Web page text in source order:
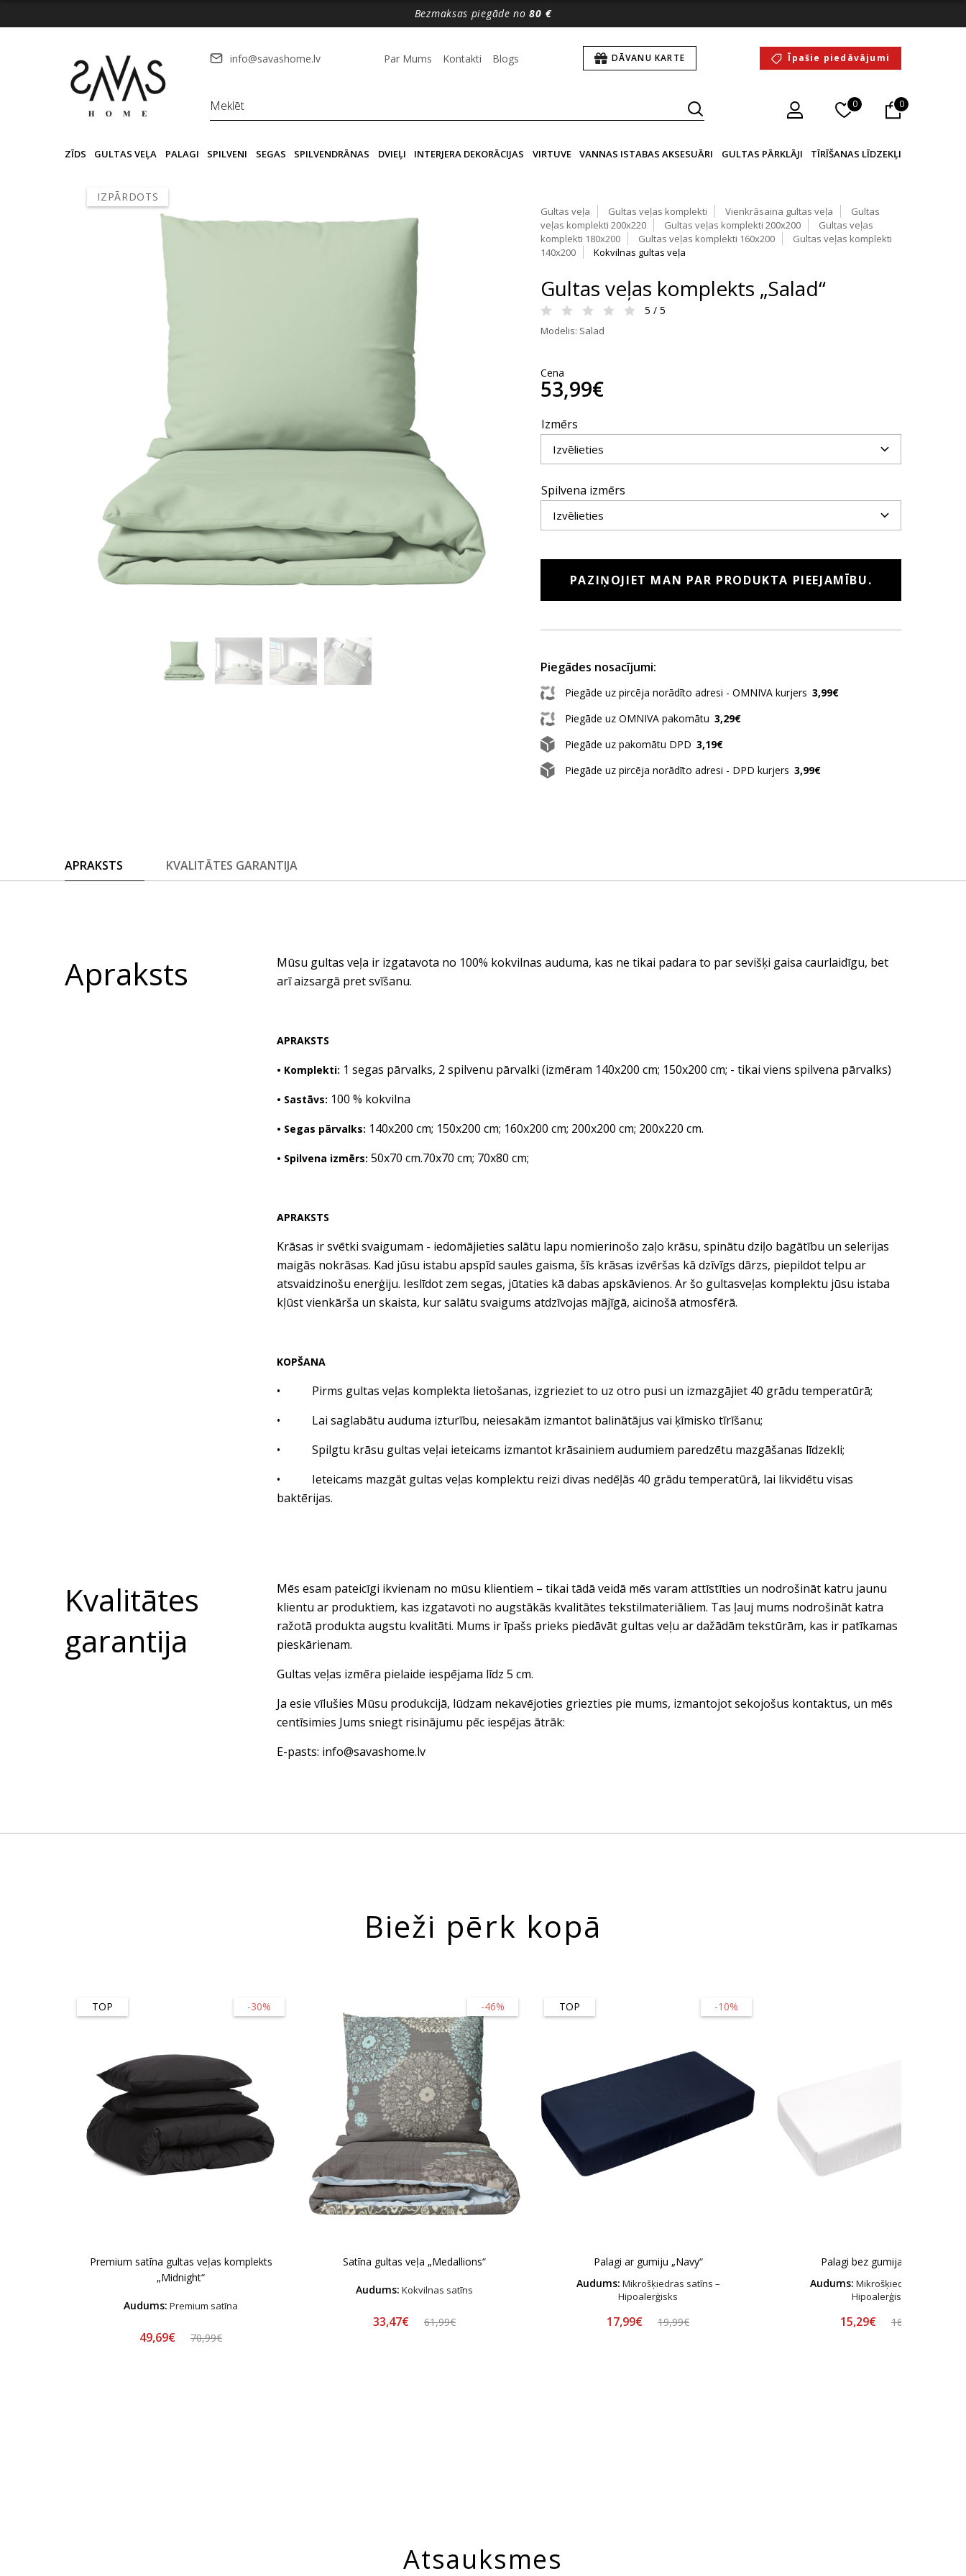
Bezmaksas piegāde no80 €
info@savashome.lv Par Mums Kontakti Blogs DĀVANU KARTE Īpašie piedāvājumi
0 0
ZĪDS GULTAS VEĻA PALAGI SPILVENI SEGAS SPILVENDRĀNAS DVIEĻI INTERJERA DEKORĀCIJAS VIRTUVE VANNAS ISTABAS AKSESUĀRI GULTAS PĀRKLĀJI TĪRĪŠANAS LĪDZEKĻI
IZPĀRDOTS
Gultas veļa Gultas veļas komplekti Vienkrāsaina gultas veļa
Gultas
veļas komplekti 200x220
Gultas veļas komplekti 200x200
Gultas veļas
komplekti 180x200
Gultas veļas komplekti 160x200
Gultas veļas komplekti
140x200
Kokvilnas gultas veļa
Gultas veļas komplekts „Salad“
5 / 5
Modelis: Salad
Cena
53,99€
Izmērs
Spilvena izmērs
PAZIŅOJIET MAN PAR PRODUKTA PIEEJAMĪBU.
Piegādes nosacījumi:
Piegāde uz pircēja norādīto adresi - OMNIVA kurjers 3,99€
Piegāde uz OMNIVA pakomātu 3,29€
Piegāde uz pakomātu DPD 3,19€
Piegāde uz pircēja norādīto adresi - DPD kurjers 3,99€
APRAKSTS KVALITĀTES GARANTIJA
Apraksts
Mūsu gultas veļa ir izgatavota no 100% kokvilnas auduma, kas ne tikai padara to par sevišķi gaisa caurlaidīgu, bet
arī aizsargā pret svīšanu.
APRAKSTS
• Komplekti: 1 segas pārvalks, 2 spilvenu pārvalki (izmēram 140x200 cm; 150x200 cm; - tikai viens spilvena pārvalks)
• Sastāvs: 100 % kokvilna
• Segas pārvalks: 140x200 cm; 150x200 cm; 160x200 cm; 200x200 cm; 200x220 cm.
• Spilvena izmērs: 50x70 cm.70x70 cm; 70x80 cm;
APRAKSTS
Krāsas ir svētki svaigumam - iedomājieties salātu lapu nomierinošo zaļo krāsu, spinātu dziļo bagātību un selerijas
maigās nokrāsas. Kad jūsu istabu apspīd saules gaisma, šīs krāsas izvēršas kā dzīvīgs dārzs, piepildot telpu ar
atsvaidzinošu enerģiju. Ieslīdot zem segas, jūtaties kā dabas apskāvienos. Ar šo gultasveļas komplektu jūsu istaba
kļūst vienkārša un skaista, kur salātu svaigums atdzīvojas mājīgā, aicinošā atmosfērā.
KOPŠANA
• Pirms gultas veļas komplekta lietošanas, izgrieziet to uz otro pusi un izmazgājiet 40 grādu temperatūrā;
• Lai saglabātu auduma izturību, neiesakām izmantot balinātājus vai ķīmisko tīrīšanu;
• Spilgtu krāsu gultas veļai ieteicams izmantot krāsainiem audumiem paredzētu mazgāšanas līdzekli;
• Ieteicams mazgāt gultas veļas komplektu reizi divas nedēļās 40 grādu temperatūrā, lai likvidētu visas
baktērijas.
Kvalitātes
garantija
Mēs esam pateicīgi ikvienam no mūsu klientiem – tikai tādā veidā mēs varam attīstīties un nodrošināt katru jaunu
klientu ar produktiem, kas izgatavoti no augstākās kvalitātes tekstilmateriāliem. Tas ļauj mums nodrošināt katra
ražotā produkta augstu kvalitāti. Mums ir īpašs prieks piedāvāt gultas veļu ar dažādām tekstūrām, kas ir patīkamas
pieskārienam.
Gultas veļas izmēra pielaide iespējama līdz 5 cm.
Ja esie vīlušies Mūsu produkcijā, lūdzam nekavējoties griezties pie mums, izmantojot sekojošus kontaktus, un mēs
centīsimies Jums sniegt risinājumu pēc iespējas ātrāk:
E-pasts: info@savashome.lv
Bieži pērk kopā
-30%
TOP
Premium satīna gultas veļas komplekts
„Midnight“
Audums: Premium satīna
49,69€ 70,99€
-46%
Satīna gultas veļa „Medallions“
Audums: Kokvilnas satīns
33,47€ 61,99€
-10%
TOP
Palagi ar gumiju „Navy“
Audums: Mikrošķiedras satīns –
Hipoalerģisks
17,99€ 19,99€
Palagi bez gumijas „Pearl“
Audums: Mikrošķiedras satīns –
Hipoalerģisks
15,29€ 16,99€
Atsauksmes